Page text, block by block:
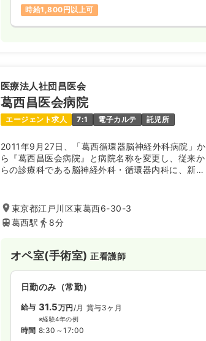
時給1,800円以上可
医療法人社団昌医会
葛西昌医会病院
エージェント求人 7:1 電子カルテ 託児所
2011年9月27日、「葛西循環器脳神経外科病院」か
ら『葛西昌医会病院』と病院名称を変更し、従来か
らの診療科である脳神経外科・循環器内科に、新た
東京都江戸川区東葛西6-30-3
葛西駅
8分
オペ室(手術室)正看護師
日勤のみ（常勤）
給与 31.5万円 /月 賞与3ヶ月
※経験4年の例
時間 8:30～17:00